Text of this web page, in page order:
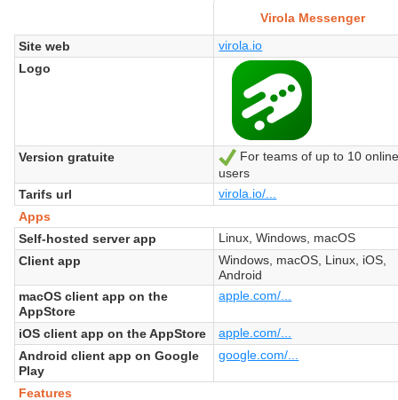
Virola Messenger
Site web
virola.io
Logo
Version gratuite Oui
For teams of up to 10 online
users
Tarifs url
virola.io/...
Apps
Self-hosted server app
Linux, Windows, macOS
Client app
Windows, macOS, Linux, iOS,
Android
macOS client app on the
AppStore
apple.com/...
iOS client app on the AppStore
apple.com/...
Android client app on Google
Play
google.com/...
Features